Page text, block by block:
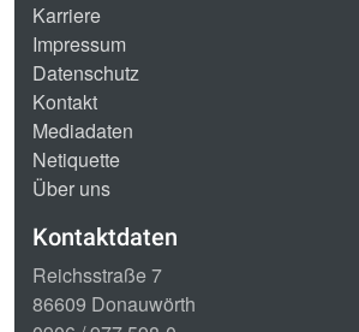
Karriere
Impressum
Datenschutz
Kontakt
Mediadaten
Netiquette
Über uns
Kontaktdaten
Reichsstraße 7
86609 Donauwörth